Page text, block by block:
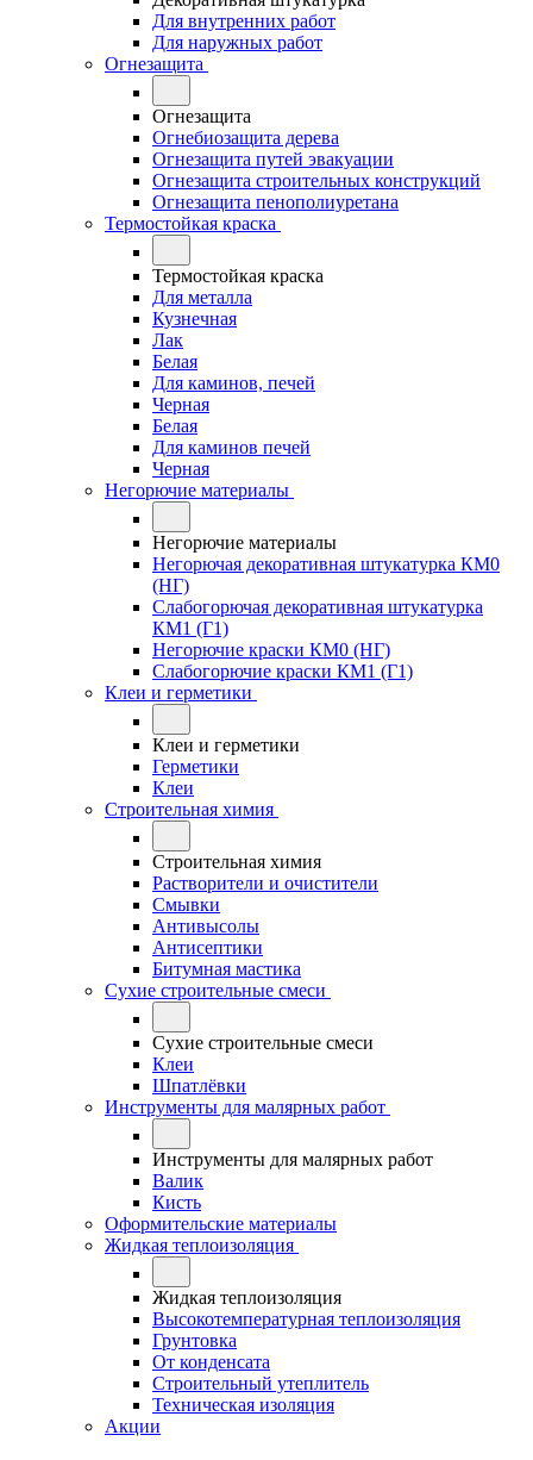
Для внутренних работ
Для наружных работ
Огнезащита
Огнезащита
Огнебиозащита дерева
Огнезащита путей эвакуации
Огнезащита строительных конструкций
Огнезащита пенополиуретана
Термостойкая краска
Термостойкая краска
Для металла
Кузнечная
Лак
Белая
Для каминов, печей
Черная
Белая
Для каминов печей
Черная
Негорючие материалы
Негорючие материалы
Негорючая декоративная штукатурка КМ0
(НГ)
Слабогорючая декоративная штукатурка
КМ1 (Г1)
Негорючие краски КМ0 (НГ)
Слабогорючие краски КМ1 (Г1)
Клеи и герметики
Клеи и герметики
Герметики
Клеи
Строительная химия
Строительная химия
Растворители и очистители
Смывки
Антивысолы
Антисептики
Битумная мастика
Сухие строительные смеси
Сухие строительные смеси
Клеи
Шпатлёвки
Инструменты для малярных работ
Инструменты для малярных работ
Валик
Кисть
Оформительские материалы
Жидкая теплоизоляция
Жидкая теплоизоляция
Высокотемпературная теплоизоляция
Грунтовка
От конденсата
Строительный утеплитель
Техническая изоляция
Акции